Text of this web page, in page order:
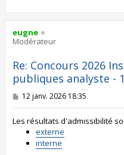
eugne
Modérateur
Re: Concours 2026
publiques analyste -
M
s
12 janv. 2026 18:35
Les résultats d'admissibilité
externe
interne